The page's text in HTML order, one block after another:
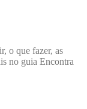
o que fazer, as
no guia Encontra